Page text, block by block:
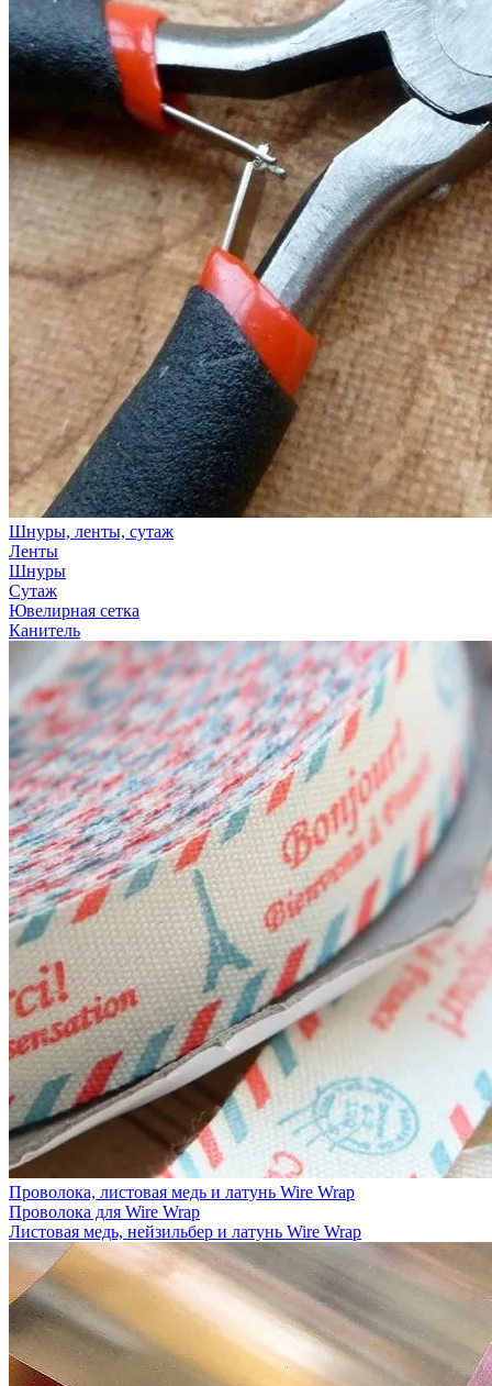
Шнуры, ленты, сутаж
Ленты
Шнуры
Сутаж
Ювелирная сетка
Канитель
Проволока, листовая медь и латунь Wire Wrap
Проволока для Wire Wrap
Листовая медь, нейзильбер и латунь Wire Wrap